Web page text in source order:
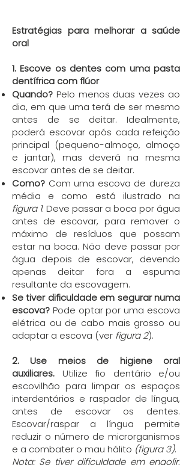
Estratégias para melhorar a saúde
oral
1. Escove os dentes com uma pasta
dentífrica com flúor
Quando? Pelo menos duas vezes ao
dia, em que uma terá de ser mesmo
antes de se deitar. Idealmente,
poderá escovar após cada refeição
principal (pequeno-almoço, almoço
e jantar), mas deverá na mesma
escovar antes de se deitar.
Como? Com uma escova de dureza
média e como está ilustrado na
figura 1. Deve passar a boca por água
antes de escovar, para remover o
máximo de resíduos que possam
estar na boca. Não deve passar por
água depois de escovar, devendo
apenas deitar fora a espuma
resultante da escovagem.
Se tiver dificuldade em segurar numa
escova? Pode optar por uma escova
elétrica ou de cabo mais grosso ou
adaptar a escova (ver figura 2).
2. Use meios de higiene oral
auxiliares. Utilize fio dentário e/ou
escovilhão para limpar os espaços
interdentários e raspador de língua,
antes de escovar os dentes.
Escovar/raspar a língua permite
reduzir o número de microrganismos
e a combater o mau hálito (figura 3).
Nota: Se tiver dificuldade em engolir,